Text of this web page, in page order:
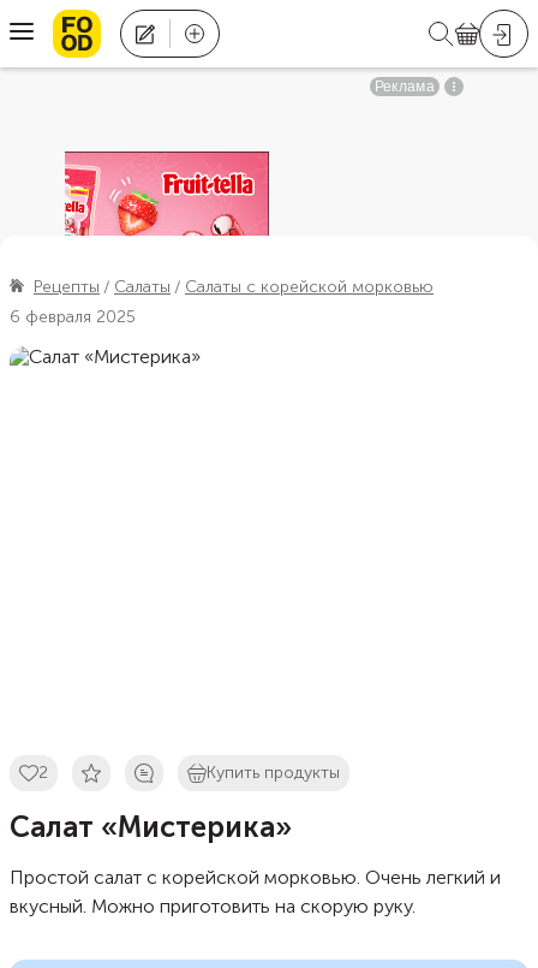
Рецепты Салаты
Салаты с корейской морковью
6 февраля 2025
2 Купить продукты
Салат «Мистерика»
Простой салат с корейской морковью. Очень легкий и
вкусный. Можно приготовить на скорую руку.